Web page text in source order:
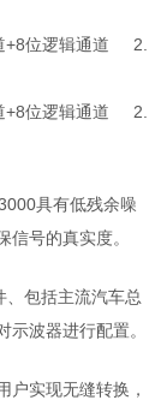
+8位逻辑通道 2.
+8位逻辑通道 2.
具有低残余噪
号的真实度。
、包括主流汽车总
波器进行配置。
户实现无缝转换，